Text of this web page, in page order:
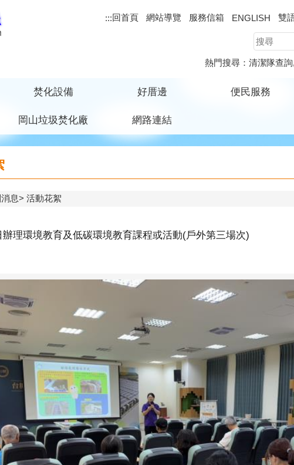
:::回首頁 網站導覽 服務信箱 ENGLISH 雙
熱門搜尋： 清潔隊查詢
焚化設備 好厝邊 便民服務
岡山垃圾焚化廠 網路連結
息 活動花絮
辦理環境教育及低碳環境教育課程或活動(戶外第三場次)